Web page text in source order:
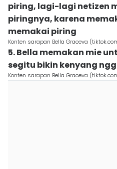
piring, lagi-lagi netizen
piringnya, karena
memakai piring
Konten sarapan Bella Graceva
5. Bella memakan mie
segitu bikin kenyang
Konten sarapan Bella Graceva